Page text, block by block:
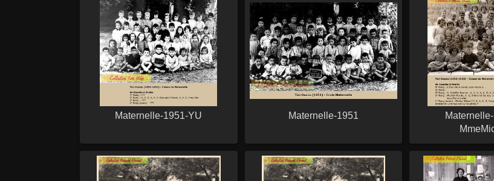
Maternelle-1951-YU Maternelle-1951